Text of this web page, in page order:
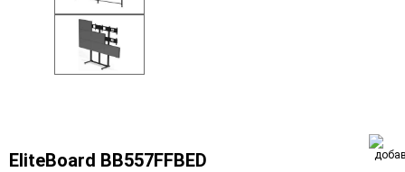
EliteBoard BB557FFBED